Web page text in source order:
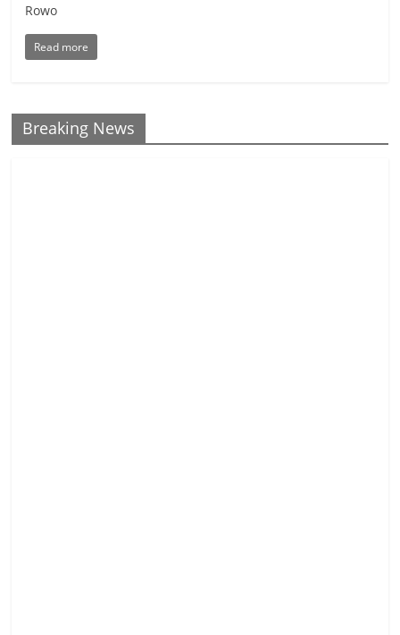
Rowo
Read more
Breaking News